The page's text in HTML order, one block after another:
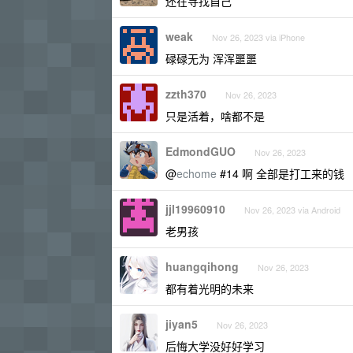
weak Nov 26, 2023 via iPhone
碌碌无为 浑浑噩噩
zzth370 Nov 26, 2023
只是活着，啥都不是
EdmondGUO Nov 26, 2023
@echome #14 啊 全部是打工来的钱
jjl19960910 Nov 26, 2023 via Android
老男孩
huangqihong Nov 26, 2023
都有着光明的未来
jiyan5 Nov 26, 2023
后悔大学没好好学习